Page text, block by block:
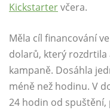
Kickstartervčera.
Měla cíl financování
dolarů, který rozdrtila
kampaně. Dosáhla
méně než hodinu. V
24 hodin od spuštění,